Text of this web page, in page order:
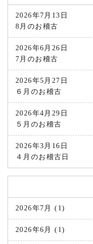
2026年7月13日
8月のお稽古
2026年6月26日
7月のお稽古
2026年5月27日
６月のお稽古
2026年4月29日
５月のお稽古
2026年3月16日
４月のお稽古日
2026年7月 (1)
2026年6月 (1)